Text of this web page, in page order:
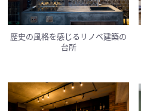
歴史の風格を感じるリノベ建築の
台所